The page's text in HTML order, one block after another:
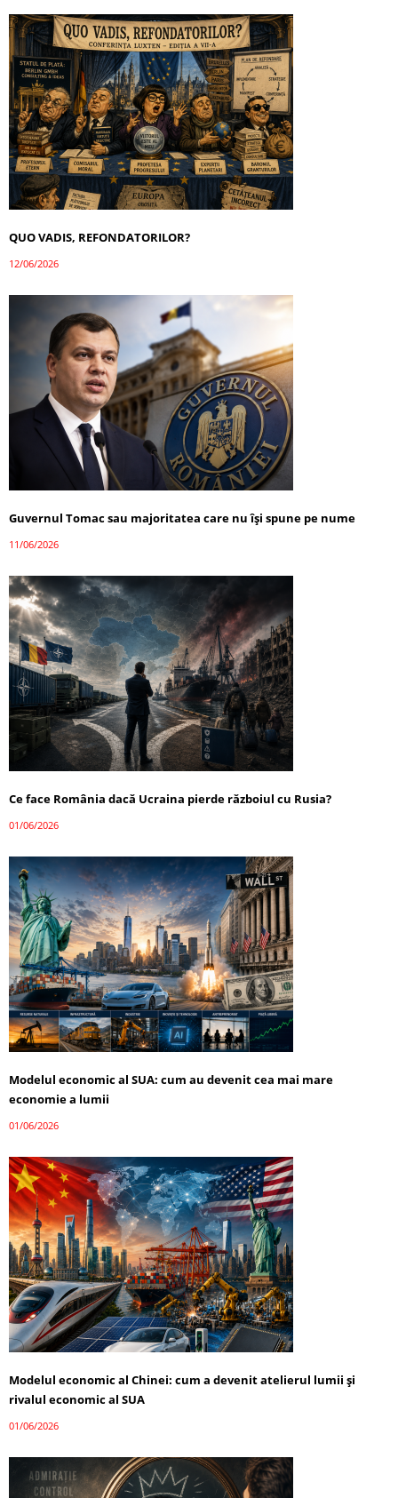
QUO VADIS, REFONDATORILOR?
12/06/2026
Guvernul Tomac sau majoritatea care nu își spune pe nume
11/06/2026
Ce face România dacă Ucraina pierde războiul cu Rusia?
01/06/2026
Modelul economic al SUA: cum au devenit cea mai mare
economie a lumii
01/06/2026
Modelul economic al Chinei: cum a devenit atelierul lumii și
rivalul economic al SUA
01/06/2026